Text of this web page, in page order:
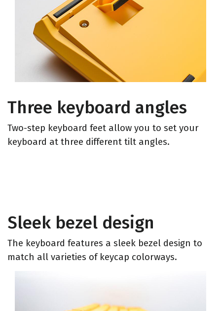
Three keyboard angles
Two-step keyboard feet allow you to set your
keyboard at three different tilt angles.
Sleek bezel design
The keyboard features a sleek bezel design to
match all varieties of keycap colorways.